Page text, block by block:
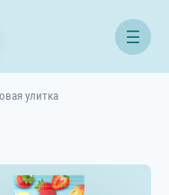
улитка